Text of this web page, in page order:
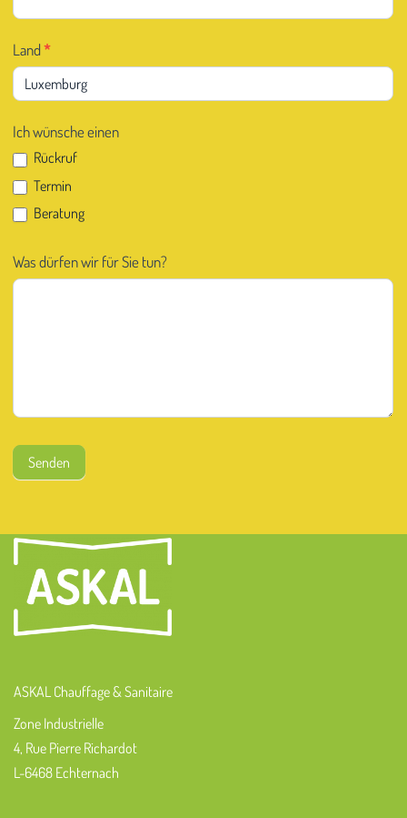
Land*
Ich wünsche einen
Rückruf
Termin
Beratung
Was dürfen wir für Sie tun?
Senden
ASKAL Chauffage & Sanitaire
Zone Industrielle
4, Rue Pierre Richardot
L-6468 Echternach